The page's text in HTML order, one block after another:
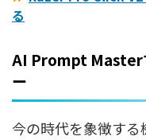
る
AI Prompt Master
ー
今の時代を象徴する